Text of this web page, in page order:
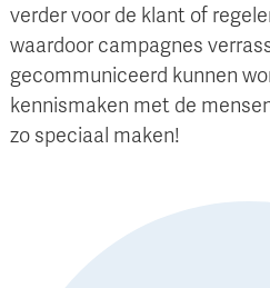
verder voor de klant of
waardoor campagnes
gecommuniceerd kunnen
kennismaken met de
zo speciaal maken!